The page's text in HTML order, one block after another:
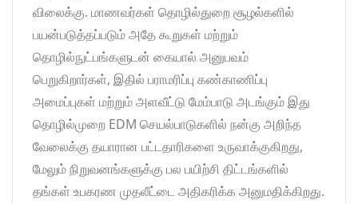
விலைக்கு. மாணவர்கள் தொழில்துறை சூழல்களில்
பயன்படுத்தப்படும் அதே கூறுகள் மற்றும்
தொழில்நுட்பங்களுடன் கையால் அனுபவம்
பெறுகிறார்கள், இதில் பராமரிப்பு கண்காணிப்பு
அமைப்புகள் மற்றும் அளவீட்டு மேம்பாடு அடங்கும் இது
தொழில்முறை EDM செயல்பாடுகளில் நன்கு அறிந்த
வேலைக்கு தயாரான பட்டதாரிகளை உருவாக்குகிறது,
மேலும் நிறுவனங்களுக்கு பல பயிற்சி திட்டங்களில்
தங்கள் உபகரண முதலீட்டை அதிகரிக்க அனுமதிக்கிறது.